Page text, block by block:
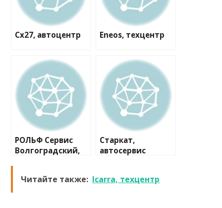
Cx27, автоцентр Eneos, техцентр
РОЛЬФ Сервис
Волгоградский,
Старкат,
автосервис
Читайте также: Icarra, техцентр